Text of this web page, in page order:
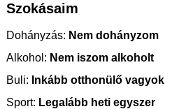
Szokásaim
Dohányzás: Nem dohányzom
Alkohol: Nem iszom alkoholt
Buli: Inkább otthonülő vagyok
Sport: Legalább heti egyszer